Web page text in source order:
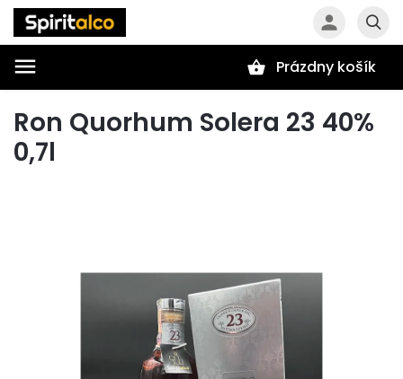
Prázdny košík
Ron Quorhum Solera 23 40%
0,7l